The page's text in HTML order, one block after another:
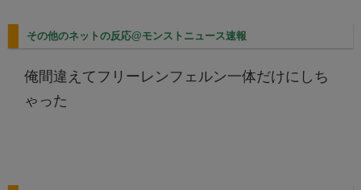
その他のネットの反応@モンストニュース速報
俺間違えてフリーレンフェルン一体だけにしち
ゃった